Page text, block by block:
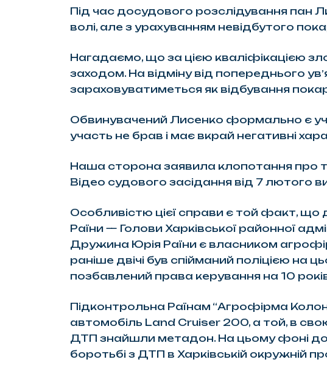
Під час досудового розслідування пан
волі, але з урахуванням невідбутого
Нагадаємо, що за цією кваліфікацією
заходом. На відміну від попереднього
зараховуватиметься як відбування
Обвинувачений Лисенко формально є
участь не брав і має вкрай негативні
Наша сторона заявила клопотання про
Відео судового засідання від 7 лютого
Особливістю цієї справи є той факт, що
Раїни — Голови Харківської районної
Дружина Юрія Раїни є власником
раніше двічі був спійманий поліцією на
позбавлений права керування на 10
Підконтрольна Раїнам “Агрофірма
автомобіль Land Cruiser 200, а той, в
ДТП знайшли метадон. На цьому фоні
боротьбі з ДТП в Харківській окружній